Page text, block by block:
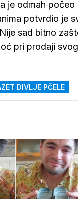
je odmah
potvrdio je
sad bitno
pri prodaji
DIVLJE PČELE